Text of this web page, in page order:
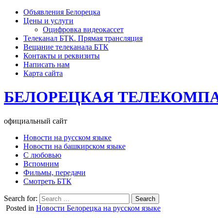
Объявления Белорецка
Цены и услуги
Оцифровка видеокассет
Телеканал БТК. Прямая трансляция
Вещание телеканала БТК
Контакты и реквизиты
Написать нам
Карта сайта
БЕЛОРЕЦКАЯ
официальный сайт
Новости на русском языке
Новости на башкирском языке
С любовью
Вспомним
Фильмы, передачи
Смотреть БТК
Search for:
Posted in Новости Белорецка на русском языке